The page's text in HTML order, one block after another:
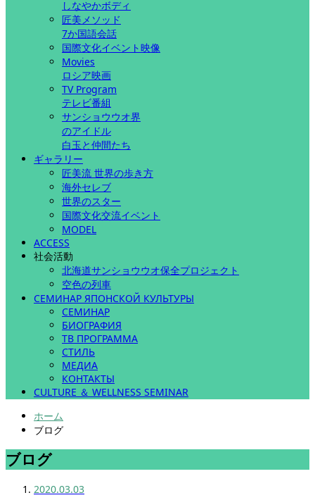
しなやかボディ
匠美メソッド
7か国語会話
国際文化イベント映像
Movies
ロシア映画
TV Program
テレビ番組
サンショウウオ界
のアイドル
白玉と仲間たち
ギャラリー
匠美流 世界の歩き方
海外セレブ
世界のスター
国際文化交流イベント
MODEL
ACCESS
社会活動
北海道サンショウウオ保全プロジェクト
空色の列車
СЕМИНАР ЯПОНСКОЙ КУЛЬТУРЫ
СЕМИНАР
БИОГРАФИЯ
ТВ ПРОГРАММА
СТИЛЬ
МЕДИА
КОНТАКТЫ
CULTURE ＆ WELLNESS SEMINAR
ホーム
ブログ
ブログ
2020.03.03